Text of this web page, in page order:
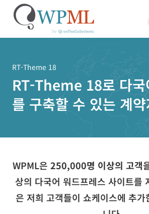
RT-Theme 18
RT-Theme 18로 다국
를 구축할 수 있는 계
WPML은 250,000명 이상의 고객
상의 다국어 워드프레스 사이트를
은 저희 고객들이 쇼케이스에 추가